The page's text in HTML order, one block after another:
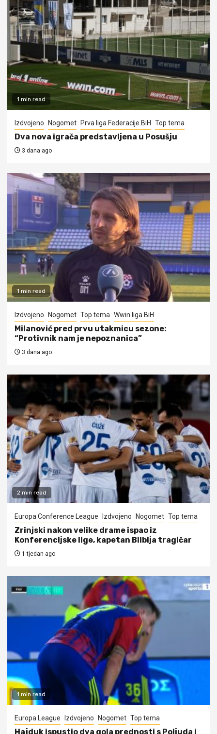
1 min read
Izdvojeno Nogomet Prva liga Federacije BiH Top tema
Dva nova igrača predstavljena u Posušju
3 dana ago
1 min read
Izdvojeno Nogomet Top tema Wwin liga BiH
Milanović pred prvu utakmicu sezone:
“Protivnik nam je nepoznanica”
3 dana ago
2 min read
Europa Conference League Izdvojeno Nogomet Top tema
Zrinjski nakon velike drame ispao iz
Konferencijske lige, kapetan Bilbija tragičar
1 tjedan ago
1 min read
Europa League Izdvojeno Nogomet Top tema
Hajduk ispustio dva gola prednosti s Poljuda i